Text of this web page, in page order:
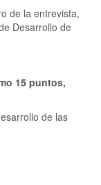
de la entrevista,
Desarrollo de
15 puntos,
de las